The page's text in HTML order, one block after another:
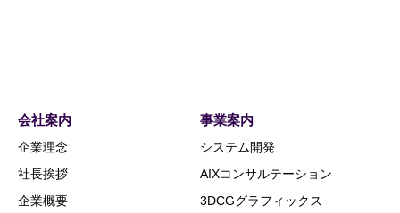
会社案内
企業理念
社長挨拶
企業概要
事業案内
システム開発
AIXコンサルテーション
3DCGグラフィックス